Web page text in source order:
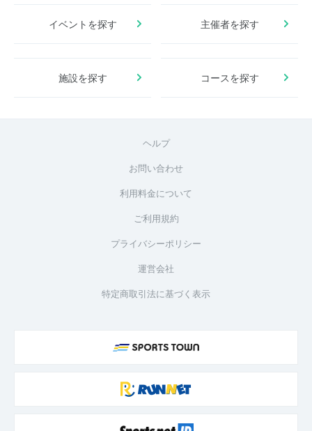
イベントを探す 主催者を探す
施設を探す コースを探す
ヘルプ
お問い合わせ
利用料金について
ご利用規約
プライバシーポリシー
運営会社
特定商取引法に基づく表示